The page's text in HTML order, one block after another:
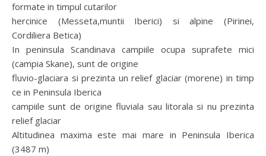
formate in timpul cutarilor
hercinice (Messeta,muntii Iberici) si alpine (Pirinei,
Cordiliera Betica)
In peninsula Scandinava campiile ocupa suprafete mici
(campia Skane), sunt de origine
fluvio-glaciara si prezinta un relief glaciar (morene) in timp
ce in Peninsula Iberica
campiile sunt de origine fluviala sau litorala si nu prezinta
relief glaciar
Altitudinea maxima este mai mare in Peninsula Iberica
(3487 m)